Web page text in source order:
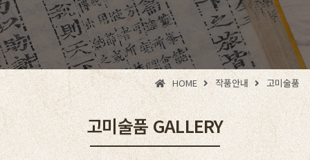
HOME 작품안내 고미술품
고미술품 GALLERY